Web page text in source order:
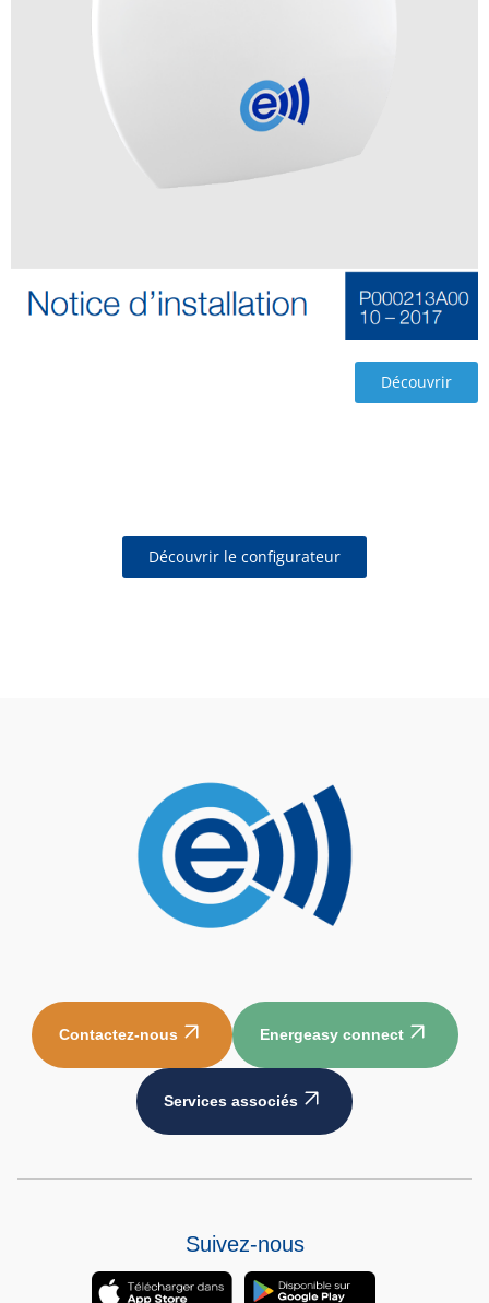
Découvrir
Découvrir le configurateur
Contactez-nous Energeasy connect
Services associés
Suivez-nous